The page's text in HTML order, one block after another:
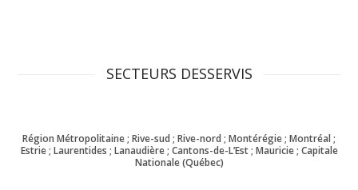
SECTEURS DESSERVIS
Région Métropolitaine ; Rive-sud ; Rive-nord ; Montérégie ; Montréal ;
Estrie ; Laurentides ; Lanaudière ; Cantons-de-L’Est ; Mauricie ; Capitale
Nationale (Québec)